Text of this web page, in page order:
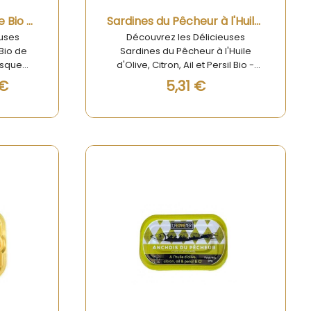
Sardines à l'huile d'olive Bio 270g
de
et
Aperçu rapide Sardines du Pêcheur à l'Huile d'Olive, Citron, Ail et Persil Bio 135g
Découvrez les Délicieuses
Sardines du Pêcheur à l'Huile
d'Olive, Citron, Ail et Persil Bio -
135g Les Sardines du Pêcheur à
l'Huile d'Olive, Citron, Ail et Persil
culinaire. Pêchées avec soin et
biologiques de haute qualité, ces
expérience gustative unique qui
vous transportera directement
sous le soleil de la Méditerranée.
Que vous les dégustiez en apéritif,
en entrée ou en plat principal, ces
5,31 €